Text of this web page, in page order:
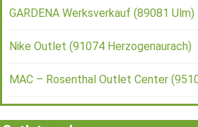
GARDENA Werksverkauf (89081 Ulm)
Nike Outlet (91074 Herzogenaurach)
MAC – Rosenthal Outlet Center